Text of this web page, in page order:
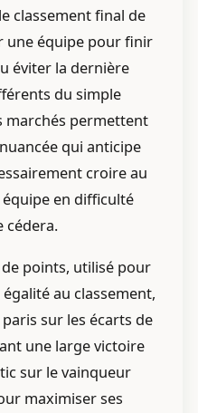
classement final de
une équipe pour finir
éviter la dernière
du simple
marchés permettent
qui anticipe
croire au
en difficulté
cédera.
points, utilisé pour
au classement,
sur les écarts de
une large victoire
sur le vainqueur
maximiser ses